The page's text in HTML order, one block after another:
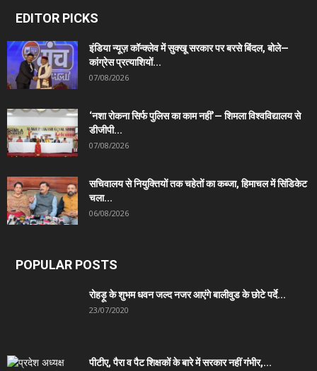
EDITOR PICKS
इंडिया न्यूज़ कॉन्क्लेव में सुक्खू सरकार पर बरसे बिंदल, बोले—
कांग्रेस प्रत्याशियों...
07/08/2026
‘नशा रोकना सिर्फ पुलिस का काम नहीं’— शिमला विश्वविद्यालय से
डीजीपी...
07/08/2026
सचिवालय से नियुक्तियों तक चहेतों का कब्जा, हिमाचल में सिंडिकेट
चला...
06/08/2026
POPULAR POSTS
रोहड़ू के शुभम धवन जल्द नजर आएंगे बालीवुड के छोटे पर्दे...
23/07/2020
पीटीए, पैरा व पैट शिक्षकों के बारे में सरकार नहीं गंभीर,...